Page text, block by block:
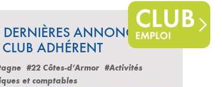
DERNIÈRES ANNONCES
ADHÉRENT
#22 Côtes-d’Armor #Activités
et comptables